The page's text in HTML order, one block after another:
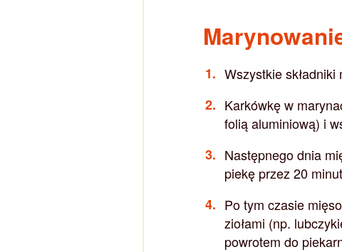
Wszystkie
Karkówkę w
folią aluminiową) i
Następnego dnia
piekę przez 20
Po tym czasie
ziołami (np.
powrotem do